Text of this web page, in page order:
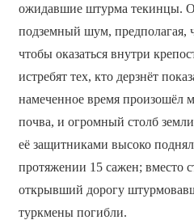
ожидавшие штурма текинцы.
подземный шум, предполагая,
чтобы оказаться внутри
истребят тех, кто дерзнёт
намеченное время произошёл
почва, и огромный столб
её защитниками высоко
протяжении 15 сажен; вместо
открывший дорогу
туркмены погибли.